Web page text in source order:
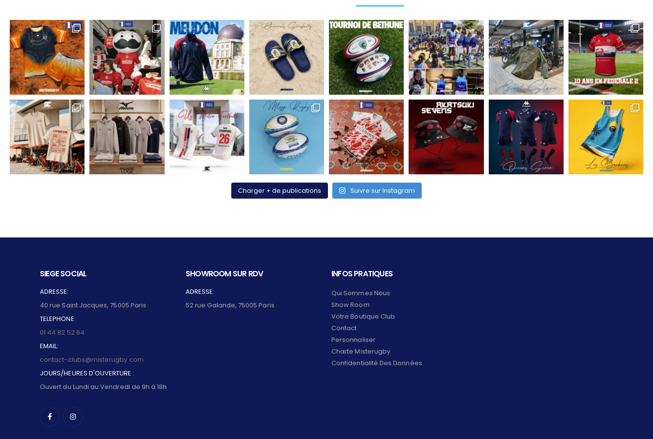
Charger + de publications Suivre sur Instagram
SIEGE SOCIAL
ADRESSE:
40 rue Saint Jacques, 75005 Paris
TELEPHONE:
01 44 82 52 64
EMAIL:
contact-clubs@misterugby.com
JOURS/HEURES D'OUVERTURE :
Ouvert du Lundi au Vendredi de 9h à 18h
SHOWROOM SUR RDV
ADRESSE:
52 rue Galande, 75005 Paris
INFOS PRATIQUES
Qui Sommes Nous
Show Room
Votre Boutique Club
Contact
Personnaliser
Charte Misterugby
Confidentialité Des Données